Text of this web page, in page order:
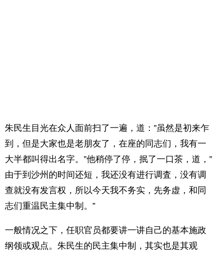
朱民生目光在众人面前扫了一遍，道：”虽然是初来乍
到，但是大家也是老朋友了，在座的同志们，我有一
大半都叫得出名字。”他稍停了停，抿了一口茶，道，”
由于到沙州的时间还短，我还没有进行调査，没有调
查就没有发言权，所以今天我不务实，先务虚，和同
志们重温民主集中制。”
一般情况之下，任职官员都要讲一讲自己的基本施政
纲领或观点。朱民生的民主集中制，其实也是其观